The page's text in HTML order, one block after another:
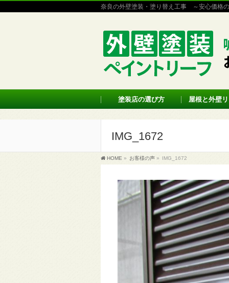
奈良の外壁塗装・塗り替え工事 ～安心価格
塗装店の選び方 屋根と外壁
IMG_1672
HOME » お客様の声 » IMG_1672